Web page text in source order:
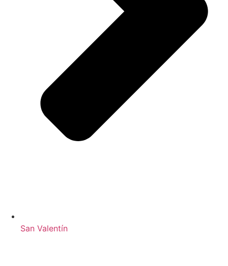
San Valentín